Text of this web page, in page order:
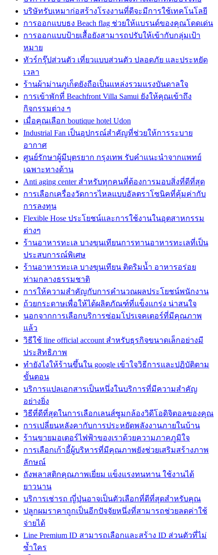
บริษัทรับเหมาก่อสร้างโรงงานที่ดีจะมีการใช้เทคโนโลยี
การออกแบบธง Beach flag ช่วยให้แบรนด์ของคุณโดดเด่น
การออกแบบป้ายเสื้อยังสามารถปรับให้เข้ากับกลุ่มเป้า
หมาย
ทัวร์กรุ๊ปส่วนตัว เที่ยวแบบส่วนตัว ปลอดภัย และประหยัด
เวลา
ร้านผ้าม่านภูเก็ตยังถือเป็นแหล่งรวมแรงบันดาลใจ
การเข้าพักที่ Beachfront Villa Samui ยังให้คุณเข้าถึง
กิจกรรมต่าง ๆ
เมื่อคุณเลือก boutique hotel Udon
Industrial Fan เป็นอุปกรณ์สำคัญที่ช่วยให้การระบาย
อากาศ
ศูนย์รักษาผู้มีบุตรยาก กรุงเทพ รับคำแนะนำจากแพทย์
เฉพาะทางด้าน
Anti aging center สำหรับทุกคนที่ต้องการมอบสิ่งที่ดีที่สุด
การเลือกเครื่องวัดการไหลแบบอัลตราโซนิคที่คุ้มค่ากับ
การลงทุน
Flexible Hose ประโยชน์และการใช้งานในอุตสาหกรรม
ต่างๆ
ร้านอาหารทะเล บางขุนเทียนการทานอาหารทะเลที่เป็น
ประสบการณ์พิเศษ
ร้านอาหารทะเล บางขุนเทียน ติดริมน้ำ อาหารอร่อย
ท่ามกลางธรรมชาติ
การให้ความสำคัญกับการคำนวณผลประโยชน์พนักงาน
ถ้วยกระดาษเพื่อให้ได้ผลิตภัณฑ์ที่แข็งแกร่ง น่าสนใจ
นอกจากการเลือกบริการซ่อมโปรเจคเตอร์ที่มีคุณภาพ
แล้ว
วิธีใช้ line official account สำหรับธุรกิจขนาดเล็กอย่างมี
ประสิทธิภาพ
ทํายังไงให้ร้านขึ้นใน google เข้าใจวิธีการและปฏิบัติตาม
ขั้นตอน
บริการแปลเอกสารเป็นหนึ่งในบริการที่มีความสำคัญ
อย่างยิ่ง
วิธีที่ดีที่สุดในการเลือกเลนส์ซูมกล้องวิดีโอดิจิตอลของคุณ
การเปลี่ยนหลังคากับการประหยัดพลังงานภายในบ้าน
ร้านขายมอเตอร์ไฟฟ้าของเราด้วยความภาคภูมิใจ
การเลือกเก้าอี้ผู้บริหารที่มีคุณภาพยังช่วยเสริมสร้างภาพ
ลักษณ์
ถังพลาสติกคุณภาพเยี่ยม แข็งแรงทนทาน ใช้งานได้
ยาวนาน
บริการเช่ารถ ญี่ปุ่นอาจเป็นตัวเลือกที่ดีที่สุดสำหรับคุณ
ปลูกผมราคาถูกเป็นอีกปัจจัยหนึ่งที่สามารถช่วยลดค่าใช้
จ่ายได้
Line Premium ID สามารถเลือกและสร้าง ID ส่วนตัวที่ไม่
ซ้ำใคร